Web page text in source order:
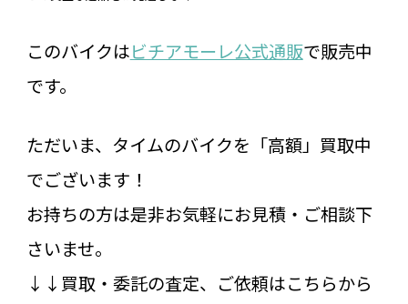
このバイクはビチアモーレ公式通販で販売中
です。
ただいま、タイムのバイクを「高額」買取中
でございます！
お持ちの方は是非お気軽にお見積・ご相談下
さいませ。
↓↓買取・委託の査定、ご依頼はこちらから